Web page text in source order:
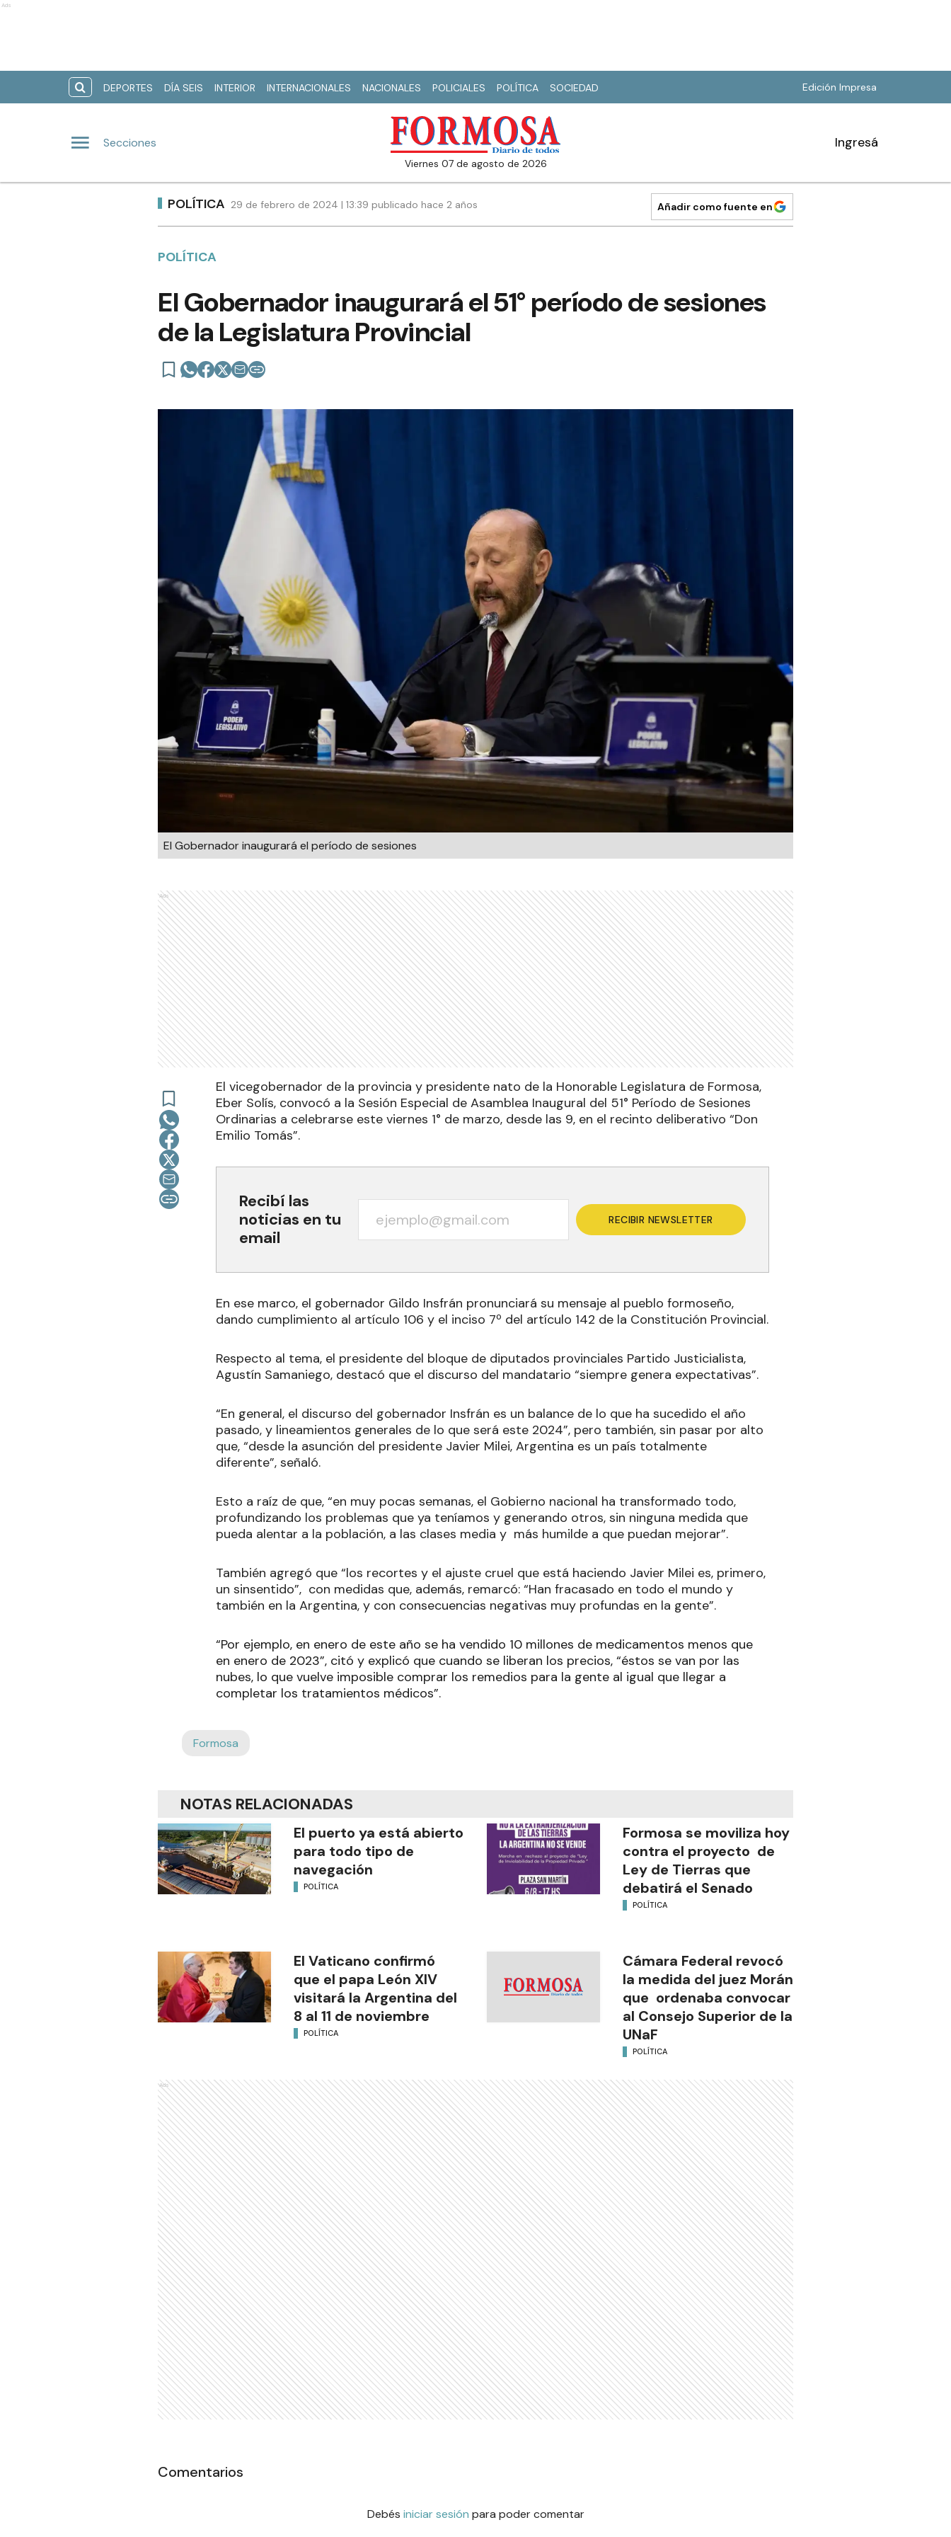
Ads
DEPORTES DÍA SEIS INTERIOR INTERNACIONALES NACIONALES POLICIALES POLÍTICA SOCIEDAD Edición Impresa
Secciones
viernes 07 de agosto de 2026
Ingresá
POLÍTICA 29 de febrero de 2024 | 13:39 publicado hace 2 años Añadir como fuente en
POLÍTICA
El Gobernador inaugurará el 51° período de sesiones
de la Legislatura Provincial
El Gobernador inaugurará el período de sesiones
Ads
El vicegobernador de la provincia y presidente nato de la Honorable Legislatura de Formosa,
Eber Solís, convocó a la Sesión Especial de Asamblea Inaugural del 51° Período de Sesiones
Ordinarias a celebrarse este viernes 1° de marzo, desde las 9, en el recinto deliberativo “Don
Emilio Tomás”.
Recibí las
noticias en tu
email
RECIBIR NEWSLETTER
En ese marco, el gobernador Gildo Insfrán pronunciará su mensaje al pueblo formoseño,
dando cumplimiento al artículo 106 y el inciso 7º del artículo 142 de la Constitución Provincial.
Respecto al tema, el presidente del bloque de diputados provinciales Partido Justicialista,
Agustín Samaniego, destacó que el discurso del mandatario “siempre genera expectativas”.
“En general, el discurso del gobernador Insfrán es un balance de lo que ha sucedido el año
pasado, y lineamientos generales de lo que será este 2024”, pero también, sin pasar por alto
que, “desde la asunción del presidente Javier Milei, Argentina es un país totalmente
diferente”, señaló.
Esto a raíz de que, “en muy pocas semanas, el Gobierno nacional ha transformado todo,
profundizando los problemas que ya teníamos y generando otros, sin ninguna medida que
pueda alentar a la población, a las clases media y más humilde a que puedan mejorar”.
También agregó que “los recortes y el ajuste cruel que está haciendo Javier Milei es, primero,
un sinsentido”, con medidas que, además, remarcó: “Han fracasado en todo el mundo y
también en la Argentina, y con consecuencias negativas muy profundas en la gente”.
“Por ejemplo, en enero de este año se ha vendido 10 millones de medicamentos menos que
en enero de 2023”, citó y explicó que cuando se liberan los precios, “éstos se van por las
nubes, lo que vuelve imposible comprar los remedios para la gente al igual que llegar a
completar los tratamientos médicos”.
Formosa
NOTAS RELACIONADAS
El puerto ya está abierto
para todo tipo de
navegación
POLÍTICA
Formosa se moviliza hoy
contra el proyecto de
Ley de Tierras que
debatirá el Senado
POLÍTICA
El Vaticano confirmó
que el papa León XIV
visitará la Argentina del
8 al 11 de noviembre
POLÍTICA
Cámara Federal revocó
la medida del juez Morán
que ordenaba convocar
al Consejo Superior de la
UNaF
POLÍTICA
Ads
Comentarios
Debés iniciar sesión para poder comentar